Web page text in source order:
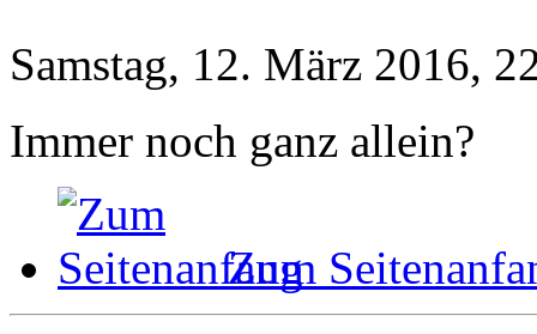
Samstag, 12. März 2016,
Immer noch ganz allein?
Zum